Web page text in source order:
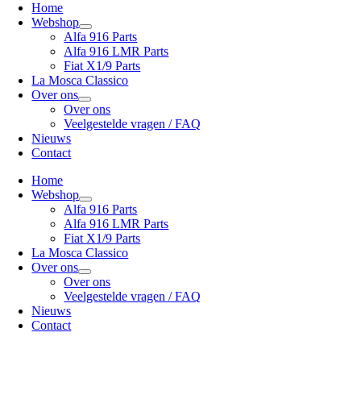
Home
Webshop
Alfa 916 Parts
Alfa 916 LMR Parts
Fiat X1/9 Parts
La Mosca Classico
Over ons
Over ons
Veelgestelde vragen / FAQ
Nieuws
Contact
Home
Webshop
Alfa 916 Parts
Alfa 916 LMR Parts
Fiat X1/9 Parts
La Mosca Classico
Over ons
Over ons
Veelgestelde vragen / FAQ
Nieuws
Contact